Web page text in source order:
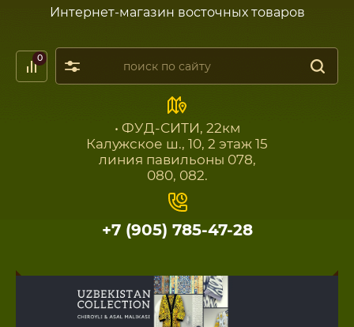
Интернет-магазин восточных товаров
0
• ФУД-СИТИ, 22км
Калужское ш., 10, 2 этаж 15
линия павильоны 078,
080, 082.
+7 (905) 785-47-28